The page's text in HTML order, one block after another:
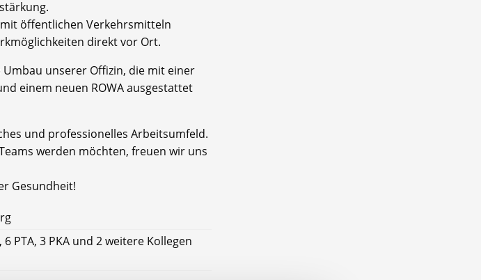
öffentlichen Verkehrsmitteln
direkt vor Ort.
unserer Offizin, die mit einer
einem neuen ROWA ausgestattet
und professionelles Arbeitsumfeld.
werden möchten, freuen wir uns
Gesundheit!
PTA, 3 PKA und 2 weitere Kollegen